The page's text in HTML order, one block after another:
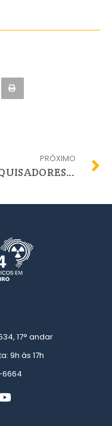
PRÓXIMO
PESQUISADORES DA UFF, UFRJ, UNIRIO, UERJ e UFOP ELABORAM PESQUISA PARA INVESTIGAR SAÚDE MENTAL DOS PROFISSIONAIS ATUANTES NA LINHA DE FRENTE NO COMBATE AO NOVO CORONAVÍRUS
17° andar
9h às 17h
6664